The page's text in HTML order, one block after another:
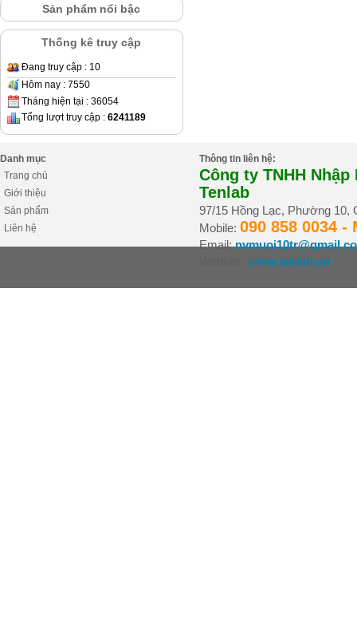
Sản phẩm nổi bậc
Thống kê truy cập
Đang truy cập : 10
Hôm nay : 7550
Tháng hiện tại : 36054
Tổng lượt truy cập : 6241189
Danh mục
Trang chủ
Giới thiệu
Sản phẩm
Liên hệ
Thông tin liên hệ:
Công ty TNHH
Tenlab
97/15 Hồng Lạc, Phường 10,
Mobile: 090 858 0034 -
Email:
www.tenlab.vn